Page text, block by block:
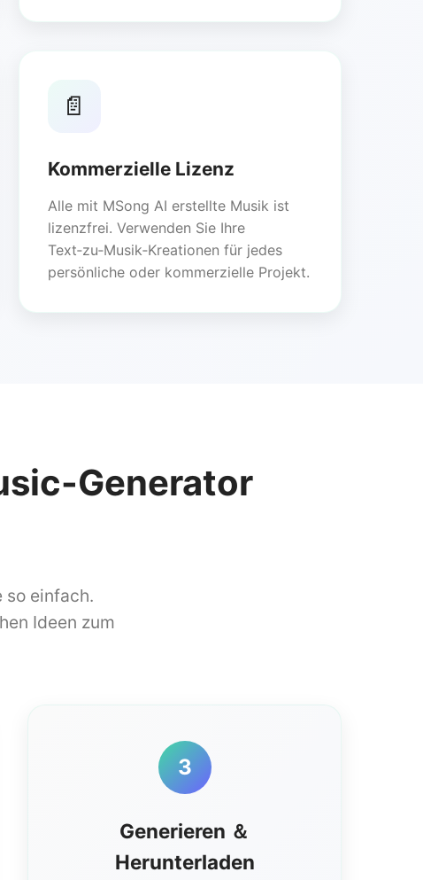
📄
Kommerzielle Lizenz
Alle mit MSong AI erstellte Musik ist
lizenzfrei. Verwenden Sie Ihre
Text‑zu‑Musik‑Kreationen für jedes
persönliche oder kommerzielle Projekt.
Generator
so einfach.
Ideen zum
3
Generieren ＆
Herunterladen